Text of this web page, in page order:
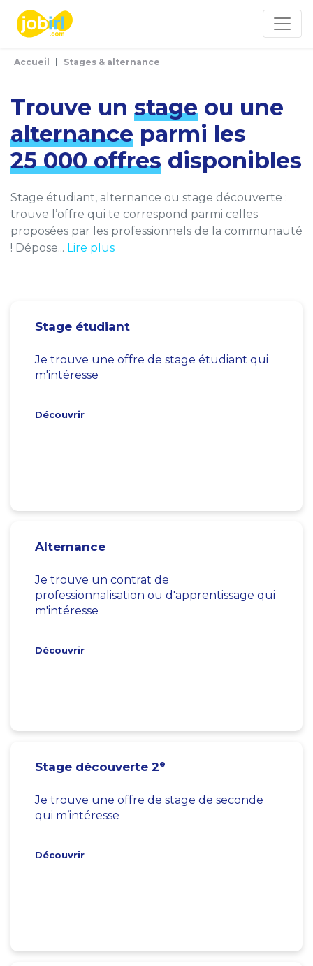
Accueil Stages & alternance
Trouve un stage ou une
alternance parmi les
25 000 offres disponibles
Stage étudiant, alternance ou stage découverte :
trouve l’offre qui te correspond parmi celles
proposées par les professionnels de la communauté
! Dépose... Lire plus
Stage étudiant
Je trouve une offre de stage étudiant qui
m'intéresse
Découvrir
Alternance
Je trouve un contrat de
professionnalisation ou d'apprentissage qui
m'intéresse
Découvrir
Stage découverte 2e
Je trouve une offre de stage de seconde
qui m’intéresse
Découvrir
Panneau de gestion des cookies